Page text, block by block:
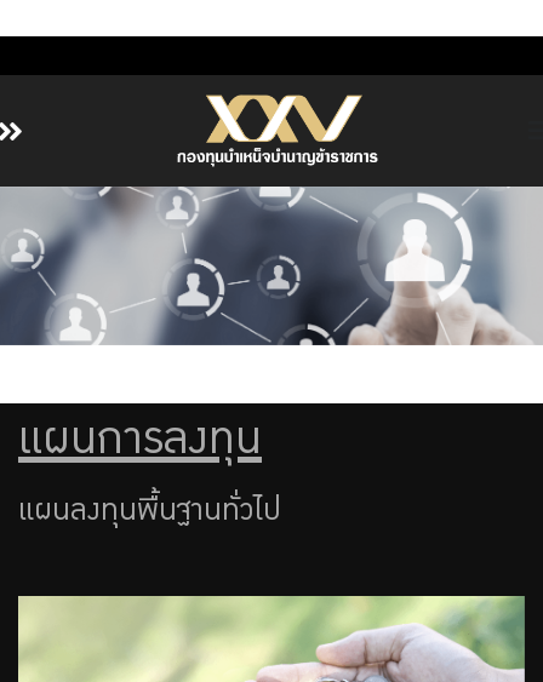
หน้าหลัก
เกี่ยวกับ กบข.
บริการสมาชิก
ลงทุน
รายงานผลการดำเนินงาน
ข่าวสารและกิจกรรม
ร่วมงานกับเรา
แผนการลงทุน
แผนลงทุนพื้นฐานทั่วไป